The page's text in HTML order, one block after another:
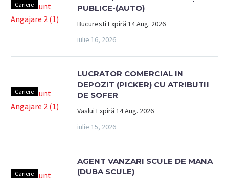
Cariere
PUBLICE-(AUTO)
Bucuresti Expiră 14 Aug. 2026
iulie 16, 2026
Cariere
LUCRATOR COMERCIAL IN
DEPOZIT (PICKER) CU ATRIBUTII
DE SOFER
Vaslui Expiră 14 Aug. 2026
iulie 15, 2026
Cariere
AGENT VANZARI SCULE DE MANA
(DUBA SCULE)